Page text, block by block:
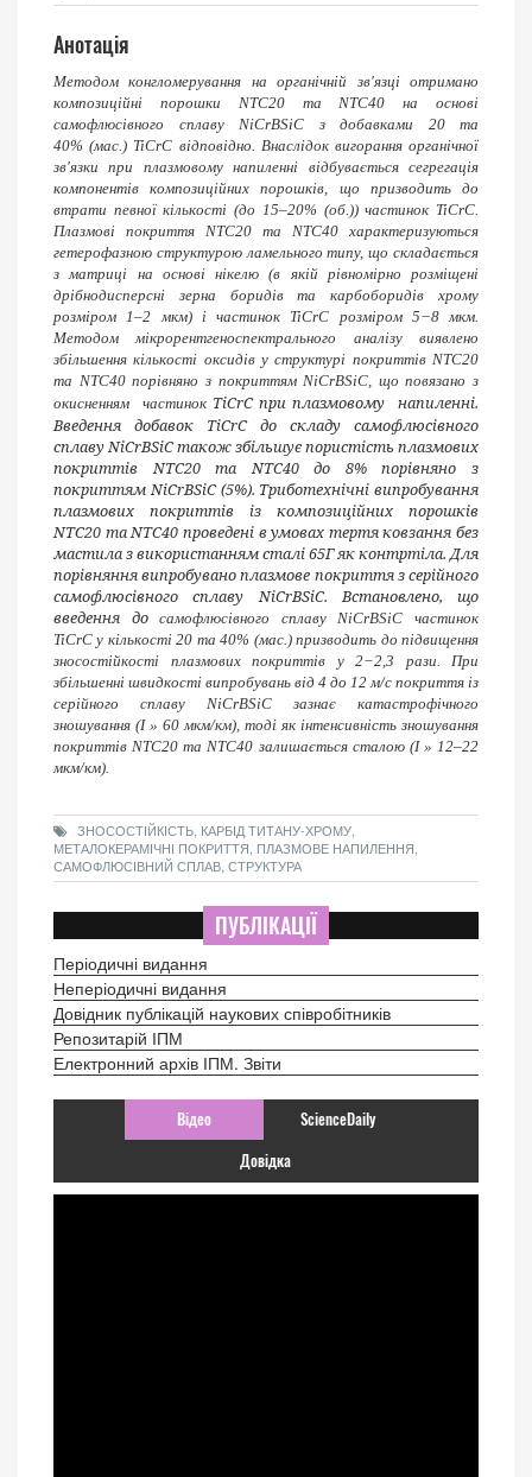
Анотація
Методом конгломерування на органічній зв'язці отримано
композиційні порошки NTC20 та NTC40 на основі
самофлюсівного сплаву NiCrBSiC з добавками 20 та
40% (мас.) TiCrС відповідно. Внаслідок вигорання органічної
зв'язки при плазмовому напиленні відбувається сегрегація
компонентів композиційних порошків, що призводить до
втрати певної кількості (до 15–20% (об.)) частинок TiCrC.
Плазмові покриття NTC20 та NTC40 характеризуються
гетерофазною структурою ламельного типу, що складається
з матриці на основі нікелю (в якій рівномірно розміщені
дрібнодисперсні зерна боридів та карбоборидів хрому
розміром 1–2 мкм) і частинок TiCrC розміром 5−8 мкм.
Методом мікрорентгеноспектрального аналізу виявлено
збільшення кількості оксидів у структурі покриттів NTC20
та NTC40 порівняно з покриттям NiCrBSiC, що повязано з
окисненням частинок TiCrC при плазмовому напиленні.
Введення добавок TiCrC до складу самофлюсівного
сплаву NiCrBSiC також збільшує пористість плазмових
покриттів NTC20 та NTC40 до 8% порівняно з
покриттям NiCrBSiC (5%). Триботехнічні випробування
плазмових покриттів із композиційних порошків
NTC20 таNTC40 проведені в умовах тертя ковзання без
мастила з використанням сталі 65Г як контртіла. Для
порівняння випробувано плазмове покриття з серійного
самофлюсівного сплаву NiCrBSiC. Встановлено, що
введення досамофлюсівного сплаву NiCrBSiC частинок
TiCrC у кількості 20 та 40% (мас.) призводить до підвищення
зносостійкості плазмових покриттів у 2−2,3 рази. При
збільшенні швидкості випробувань від 4 до 12 м/с покриття із
серійного сплаву NiCrBSiC зазнає катастрофічного
зношування (І » 60 мкм/км), тоді як інтенсивність зношування
покриттів NTC20 та NTC40 залишається сталою (І » 12–22
мкм/км).
ЗНОСОСТІЙКІСТЬ, КАРБІД ТИТАНУ-ХРОМУ,
МЕТАЛОКЕРАМІЧНІ ПОКРИТТЯ, ПЛАЗМОВЕ НАПИЛЕННЯ,
САМОФЛЮСІВНИЙ СПЛАВ, СТРУКТУРА
ПУБЛІКАЦІЇ
Періодичні видання
Неперіодичні видання
Довідник публікацій наукових співробітників
Репозитарій ІПМ
Електронний архів ІПМ. Звіти
Відео ScienceDaily
Довідка